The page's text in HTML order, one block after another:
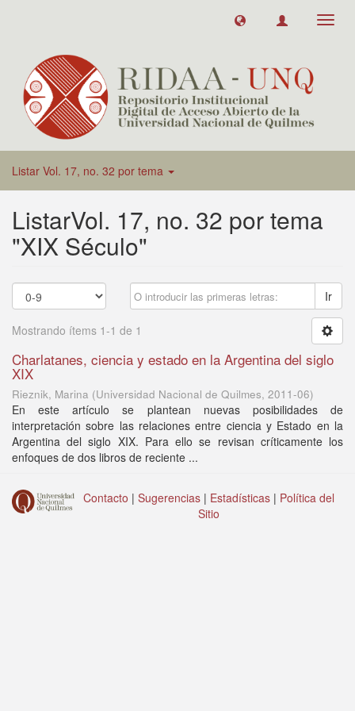
Listar Vol. 17, no. 32 por tema
ListarVol. 17, no. 32 por tema
"XIX Século"
Ir
Mostrando ítems 1-1 de 1
Charlatanes, ciencia y estado en la Argentina del siglo
XIX
Rieznik, Marina (Universidad Nacional de Quilmes, 2011-06)
En este artículo se plantean nuevas posibilidades de
interpretación sobre las relaciones entre ciencia y Estado en la
Argentina del siglo XIX. Para ello se revisan críticamente los
enfoques de dos libros de reciente ...
Contacto | Sugerencias | Estadísticas | Política del
Sitio